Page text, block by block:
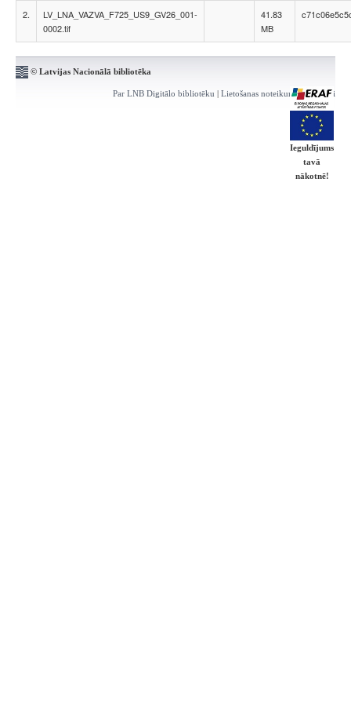
2.
LV_LNA_VAZVA_F725_US9_GV26_001-
0002.tif
41.83
MB
© Latvijas Nacionālā bibliotēka
Par LNB Digitālo bibliotēku | Lietošanas noteikumi | Kontakti
Ieguldījums
tavā
nākotnē!